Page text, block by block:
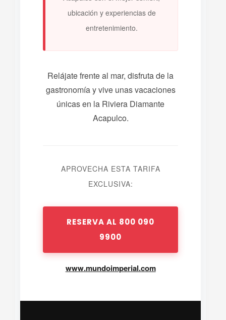
ubicación y experiencias de
entretenimiento.
Relájate frente al mar, disfruta de la
gastronomía y vive unas vacaciones
únicas en la Riviera Diamante
Acapulco.
APROVECHA ESTA TARIFA
EXCLUSIVA:
RESERVA AL 800 090
9900
www.mundoimperial.com